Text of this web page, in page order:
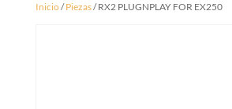
Inicio/Piezas/ RX2 PLUGNPLAY FOR EX250